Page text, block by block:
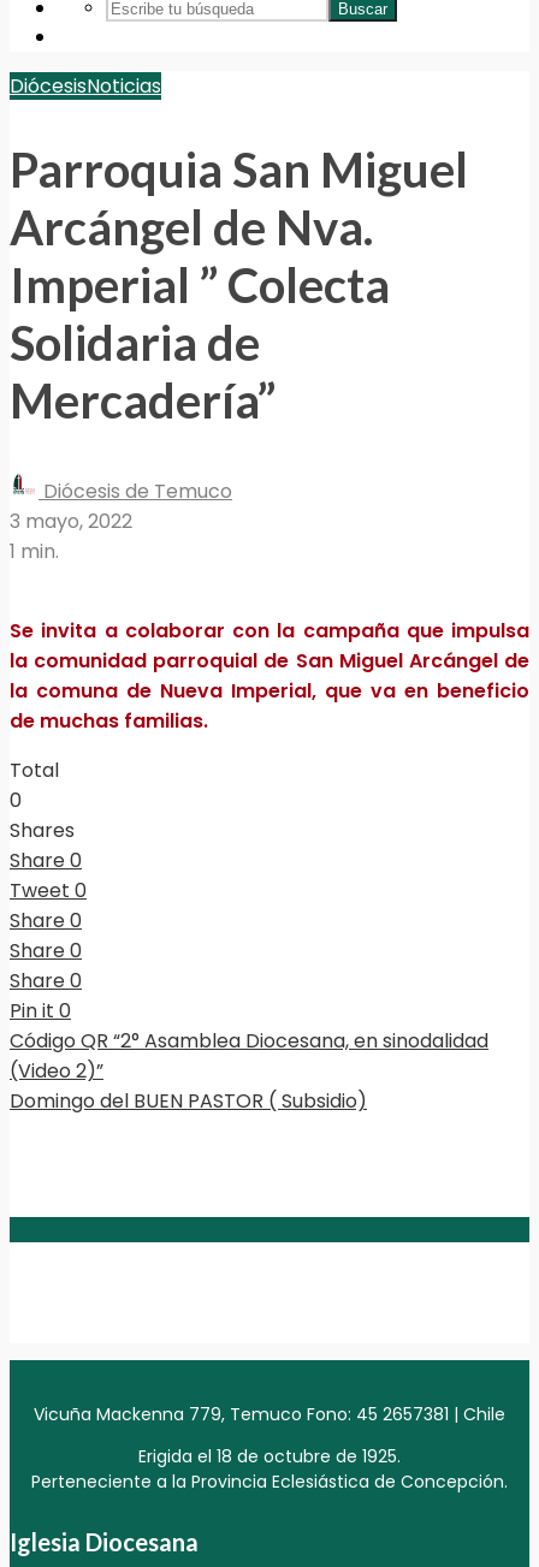
Buscar
DiócesisNoticias
Parroquia San Miguel
Arcángel de Nva.
Imperial ” Colecta
Solidaria de
Mercadería”
Diócesis de Temuco
3 mayo, 2022
1 min.
Se invita a colaborar con la campaña que impulsa
la comunidad parroquial de San Miguel Arcángel de
la comuna de Nueva Imperial, que va en beneficio
de muchas familias.
Total
0
Shares
Share0
Tweet 0
Share0
Share0
Share0
Pin it 0
Código QR “2° Asamblea Diocesana, en sinodalidad
(Video 2)”
Domingo del BUEN PASTOR ( Subsidio)
Vicuña Mackenna 779, Temuco Fono: 45 2657381 | Chile
Erigida el 18 de octubre de 1925.
Perteneciente a la Provincia Eclesiástica de Concepción.
Iglesia Diocesana